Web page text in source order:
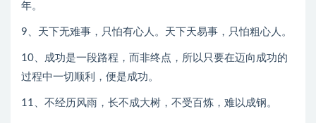
年。
9、天下无难事，只怕有心人。天下天易事，只怕粗心人。
10、成功是一段路程，而非终点，所以只要在迈向成功的
过程中一切顺利，便是成功。
11、不经历风雨，长不成大树，不受百炼，难以成钢。